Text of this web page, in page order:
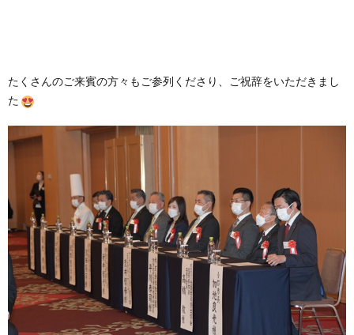
たくさんのご来賓の方々もご参列くださり、ご祝辞をいただきまし
た